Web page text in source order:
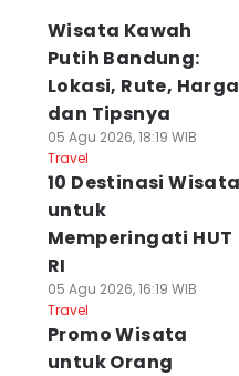
Wisata Kawah
Putih Bandung:
Lokasi, Rute,
dan Tipsnya
05 Agu 2026, 18:19 WIB
Travel
10 Destinasi Wisata
untuk
Memperingati HUT
RI
05 Agu 2026, 16:19 WIB
Travel
Promo Wisata
untuk Orang